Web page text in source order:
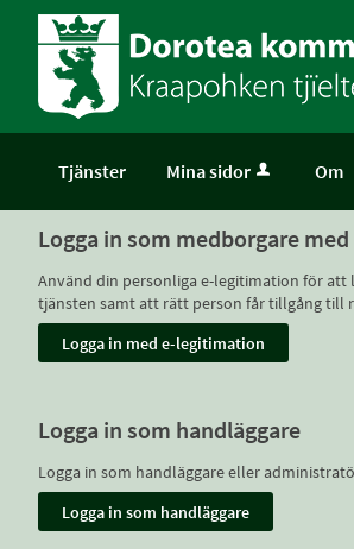
Välkommen
självservice
kommunTjänster Mina sidor Om
Logga in som medborgare
Använd din personliga e-legitimation för att
tjänsten samt att rätt person får tillgång till
Logga in som handläggare
Logga in som handläggare eller